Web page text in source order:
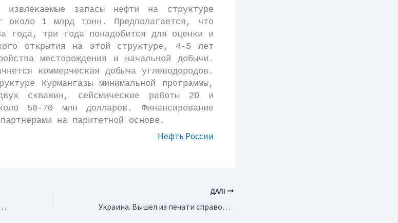
запасы нефти на структуре
около 1 млрд тонн. Предполагается, что
года, три года понадобится для оценки и
открытия на этой структуре, 4-5 лет
месторождения и начальной добычи.
коммерческая добыча углеводородов.
Курмангазы минимальной программы,
скважин, сейсмические работы 2D и
50-70 млн долларов. Финансирование
на паритетной основе.
Нефть России
нашел новые следы воды
ДАЛІ
Украина. Вышел из печати справочник “Нефтегазовый комплекс Украины 2004”